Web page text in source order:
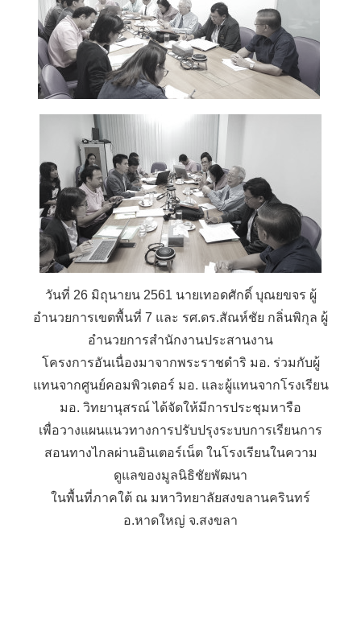
วันที่ 26 มิถุนายน 2561 นายเทอดศักดิ์ บุณยขจร ผู้
อำนวยการเขตพื้นที่ 7 และ รศ.ดร.สัณห์ชัย กลิ่นพิกุล ผู้
อำนวยการสำนักงานประสานงาน
โครงการอันเนื่องมาจากพระราชดำริ มอ. ร่วมกับผู้
แทนจากศูนย์คอมพิวเตอร์ มอ. และผู้แทนจากโรงเรียน
มอ. วิทยานุสรณ์ ได้จัดให้มีการประชุมหารือ
เพื่อวางแผนแนวทางการปรับปรุงระบบการเรียนการ
สอนทางไกลผ่านอินเตอร์เน็ต ในโรงเรียนในความ
ดูแลของมูลนิธิชัยพัฒนา
ในพื้นที่ภาคใต้ ณ มหาวิทยาลัยสงขลานครินทร์
อ.หาดใหญ่ จ.สงขลา